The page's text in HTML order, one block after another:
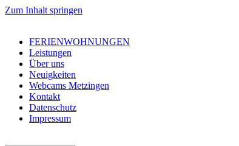
Zum Inhalt springen
FERIENWOHNUNGEN
Leistungen
Über uns
Neuigkeiten
Webcams Metzingen
Kontakt
Datenschutz
Impressum